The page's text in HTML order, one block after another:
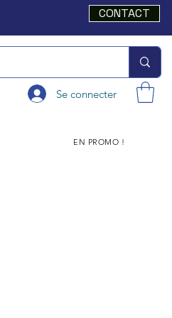
CONTACT
Se connecter
EN PROMO !